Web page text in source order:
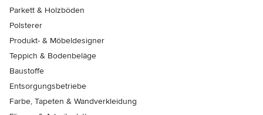
Parkett & Holzböden
Polsterer
Produkt- & Möbeldesigner
Teppich & Bodenbeläge
Baustoffe
Entsorgungsbetriebe
Farbe, Tapeten & Wandverkleidung